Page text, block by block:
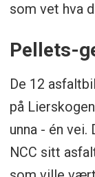
som vet hva
Pellets-
De 12
på
unna - én vei.
NCC sitt